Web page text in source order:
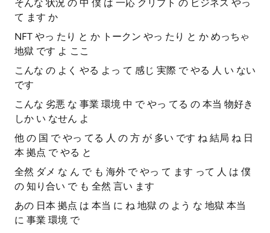
そんな 状況 の 中 僕 は 一応 クリプト の ビジネス やっ
て ます か
NFT やっ たり と か トークン やっ たり と か めっちゃ
地獄 です よ ここ
こんな の よく やる よっ て 感じ 実際 で やる 人 い ない
です
こんな 劣悪 な 事業 環境 中 で やっ てる の 本当 物好き
しか い なせん よ
他 の 国 で やっ てる 人 の 方 が 多い です ね 結局 ね 日
本 拠点 で やる と
全然 ダメ な ん で も 海外 で やっ て ます って 人 は 僕
の 知り合い で も 全然 言い ます
あの 日本 拠点 は 本当 に ね 地獄 の よう な 地獄 本当
に 事業 環境 で